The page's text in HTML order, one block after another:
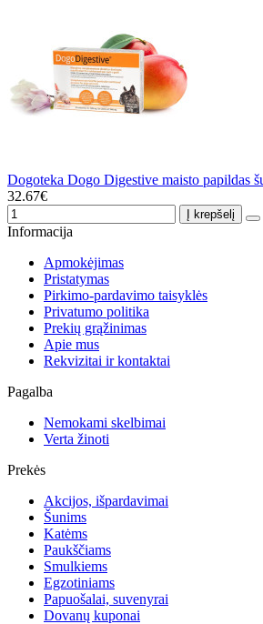
Dogoteka Dogo Digestive maisto papildas
32.67€
Į krepšelį
Informacija
Apmokėjimas
Pristatymas
Pirkimo-pardavimo taisyklės
Privatumo politika
Prekių grąžinimas
Apie mus
Rekvizitai ir kontaktai
Pagalba
Nemokami skelbimai
Verta žinoti
Prekės
Akcijos, išpardavimai
Šunims
Katėms
Paukščiams
Smulkiems
Egzotiniams
Papuošalai, suvenyrai
Dovanų kuponai